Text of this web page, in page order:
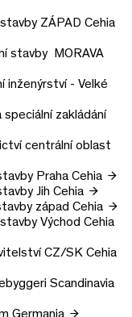
ZÁPAD Cehia
stavby MORAVA
inženýrství - Velké
speciální zakládání
centrální oblast
Praha Cehia
Jih Cehia
západ Cehia
Východ Cehia
CZ/SK Cehia
Scandinavia
Germania